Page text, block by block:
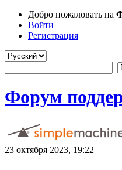
Добро пожаловать на
Войти
Регистрация
Форум
23 октября 2023, 19:22